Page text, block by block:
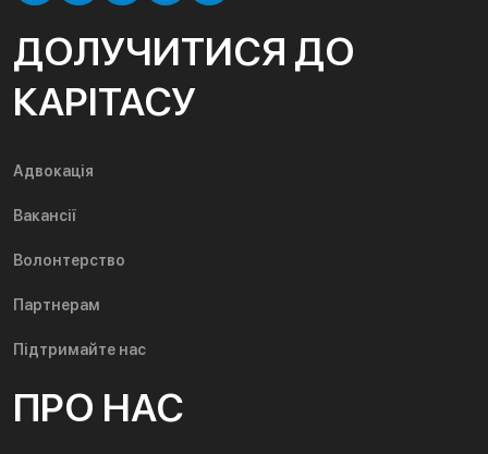
ДОЛУЧИТИСЯ ДО
КАРІТАСУ
Адвокація
Вакансії
Волонтерство
Партнерам
Підтримайте нас
ПРО НАС